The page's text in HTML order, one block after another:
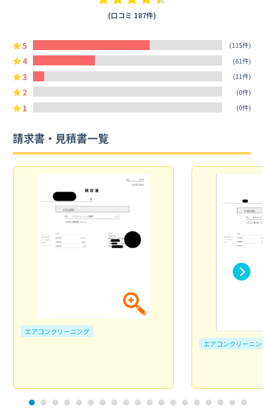
(口コミ 187件)
5 (115件)
4 (61件)
3 (11件)
2 (0件)
1 (0件)
請求書・見積書一覧
エアコンクリーニング
エアコンクリーニン